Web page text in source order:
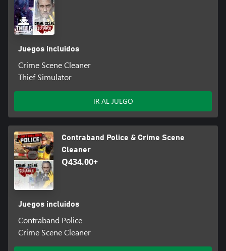
Juegos incluidos
Crime Scene Cleaner
Thief Simulator
IR AL JUEGO
Contraband Police & Crime Scene
Cleaner
Q434.00+
Juegos incluidos
Contraband Police
Crime Scene Cleaner